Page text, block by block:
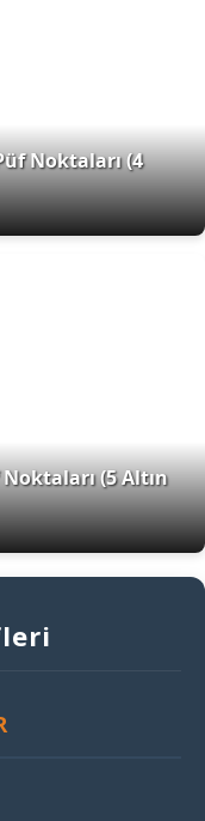
Noktaları (4
(5 Altın